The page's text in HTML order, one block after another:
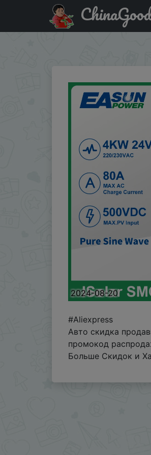
Придбати по знижці
2024-08-20
#Aliexpress
Авто скидка
промокод
Больше Скидок и